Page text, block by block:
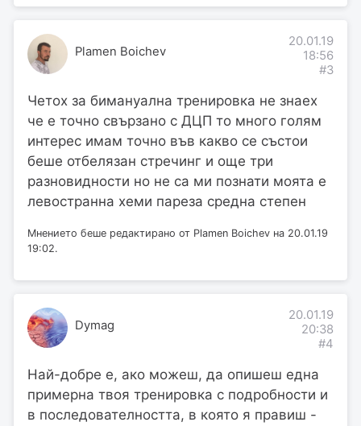
Plamen Boichev
20.01.19
18:56
#3
Четох за бимануална тренировка не знаех
че е точно свързано с ДЦП то много голям
интерес имам точно във какво се състои
беше отбелязан стречинг и още три
разновидности но не са ми познати моята е
левостранна хеми пареза средна степен
Мнението беше редактирано от Plamen Boichev на 20.01.19
19:02.
Dymag
20.01.19
20:38
#4
Най-добре е, ако можеш, да опишеш една
примерна твоя тренировка с подробности и
в последователността, в която я правиш -